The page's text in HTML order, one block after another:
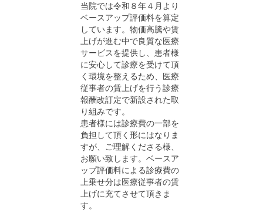
当院では令和８年４月より
ベースアップ評価料を算定
しています。物価高騰や賃
上げが進む中で良質な医療
サービスを提供し、患者様
に安心して診療を受けて頂
く環境を整えるため、医療
従事者の賃上げを行う診療
報酬改訂定で新設された取
り組みです。
患者様には診療費の一部を
負担して頂く形にはなりま
すが、ご理解くださる様、
お願い致します。ベースア
ップ評価料による診療費の
上乗せ分は医療従事者の賃
上げに充てさせて頂きま
す。